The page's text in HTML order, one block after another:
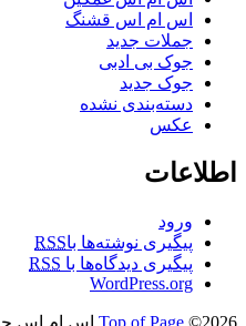
اس ام اس قشنگ
جملات جدید
جوک بی ادبی
جوک جدید
دسته‌بندی نشده
عکس
اطلاعات
ورود
پیگیری نوشته‌ها باRSS
پیگیری دیدگاه‌ها با RSS
WordPress.org
Top of Page ©2026 اس ام اس جدید